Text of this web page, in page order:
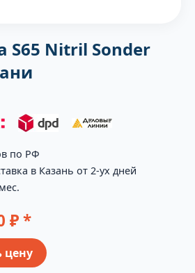
S65 Nitril Sonder
по РФ
в Казань от 2-ух дней
₽ *
цену